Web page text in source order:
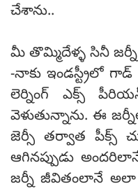
చేశాను..
మీ తొమ్మిదేళ్ళ సినీ
-నాకు ఇండస్ట్రీలో
లెర్నింగ్ ఎక్స్
వెళుతున్నాను. ఈ
జెర్సీ తర్వాత పీక్స్
ఆగినప్పుడు
జర్నీ జీవితంలానే అలా